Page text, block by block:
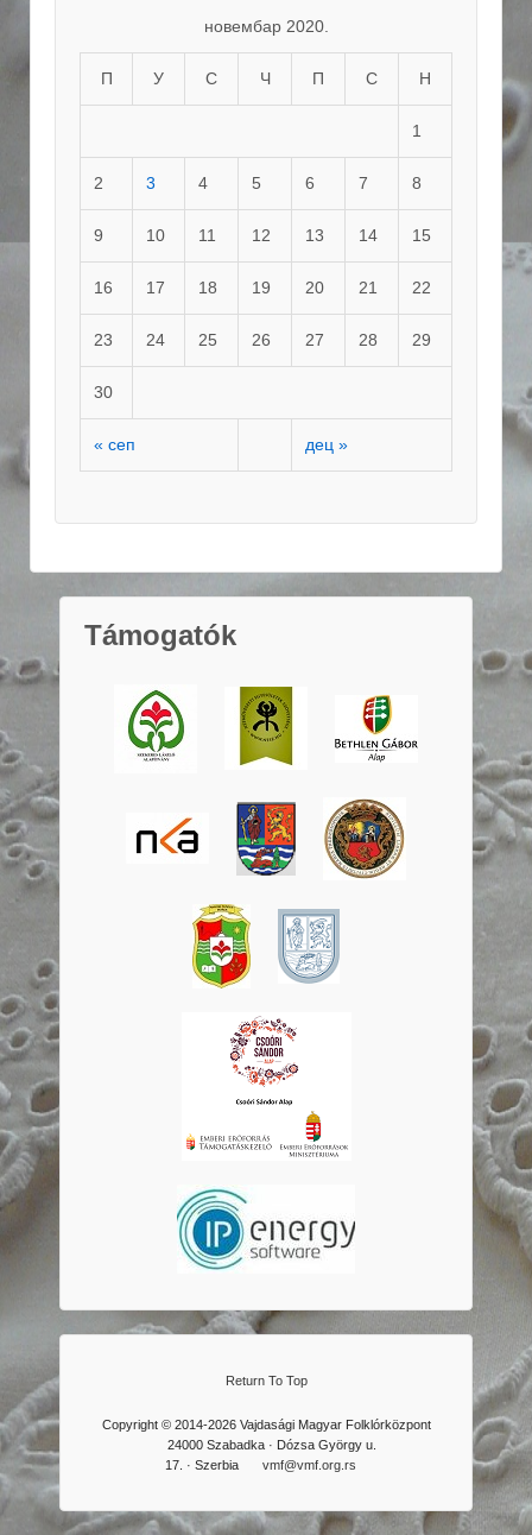
новембар 2020.
П У С Ч П С Н
« сеп дец »
1
2 3 4 5 6 7 8
9 10 11 12 13 14 15
16 17 18 19 20 21 22
23 24 25 26 27 28 29
30
Támogatók
Return To Top
Copyright © 2014-2026 Vajdasági Magyar Folklórközpont
24000 Szabadka · Dózsa György u.
17. · Szerbia
vmf@vmf.org.rs